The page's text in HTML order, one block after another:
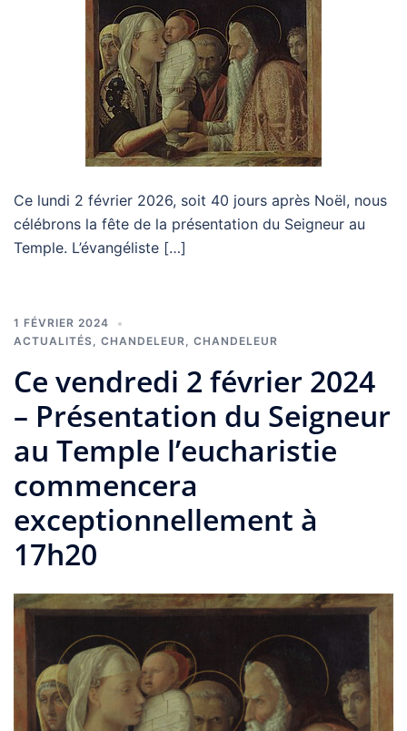
Ce lundi 2 février 2026, soit 40 jours après Noël, nous
célébrons la fête de la présentation du Seigneur au
Temple. L’évangéliste […]
1 FÉVRIER 2024
ACTUALITÉS, CHANDELEUR, CHANDELEUR
Ce vendredi 2 février 2024
– Présentation du Seigneur
au Temple l’eucharistie
commencera
exceptionnellement à
17h20